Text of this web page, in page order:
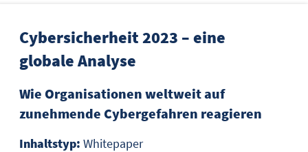
Cybersicherheit 2023 – eine
globale Analyse
Wie Organisationen weltweit auf
zunehmende Cybergefahren reagieren
Inhaltstyp:Whitepaper